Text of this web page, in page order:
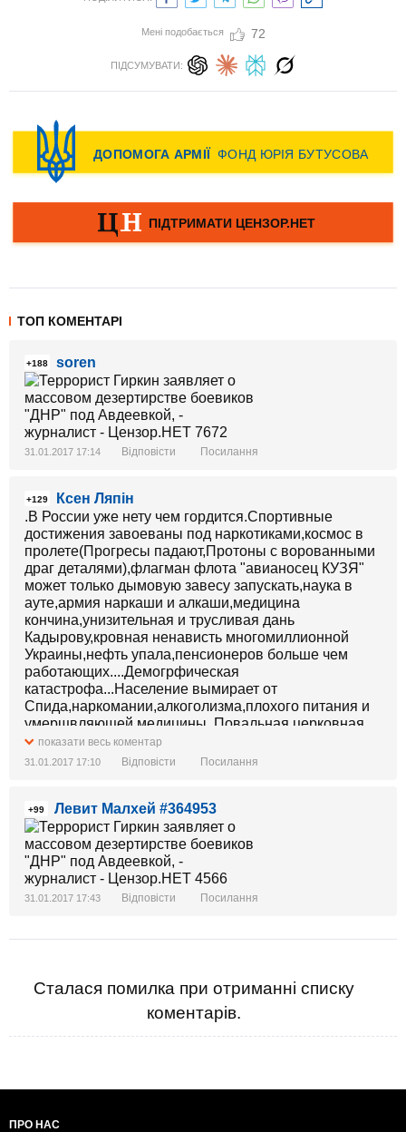
Мені подобається 72
ПІДСУМУВАТИ:
ТОП КОМЕНТАРІ
+188 soren
31.01.2017 17:14 Відповісти Посилання
+129
Ксен Ляпін
.В России уже нету чем гордится.Спортивные
достижения завоеваны под наркотиками,космос в
пролете(Прогресы падают,Протоны с ворованными
драг деталями),флагман флота "авианосец КУЗЯ"
может только дымовую завесу запускать,наука в
ауте,армия наркаши и алкаши,медицина
кончина,унизительная и трусливая дань
Кадырову,кровная ненависть многомиллионной
Украины,нефть упала,пенсионеров больше чем
работающих....Демогрфическая
катастрофа...Население вымирает от
Спида,наркомании,алкоголизма,плохого питания и
умерщвляющей медицины .Повальная церковная
Дибилизация и необразованость и это в 21 ВЕКЕ и
тд. и тп.
показати весь коментар
31.01.2017 17:10 Відповісти Посилання
+99 Левит Малхей #364953
31.01.2017 17:43 Відповісти Посилання
Сталася помилка при отриманні списку
коментарів.
ПРО НАС